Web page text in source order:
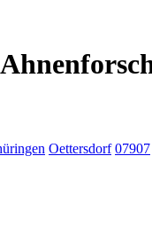
Oettersdorf 07907